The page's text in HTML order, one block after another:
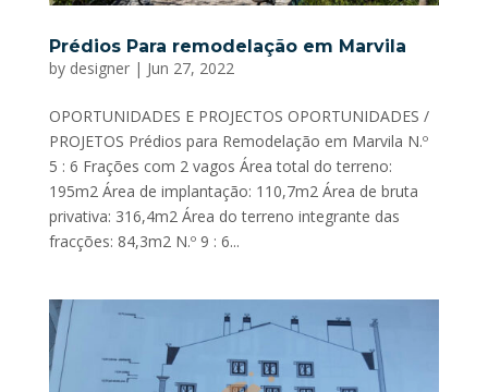
Prédios Para remodelação em Marvila
by designer| Jun 27, 2022
OPORTUNIDADES E PROJECTOS OPORTUNIDADES /
PROJETOS Prédios para Remodelação em Marvila N.º
5 : 6 Frações com 2 vagos Área total do terreno:
195m2 Área de implantação: 110,7m2 Área de bruta
privativa: 316,4m2 Área do terreno integrante das
fracções: 84,3m2 N.º 9 : 6...